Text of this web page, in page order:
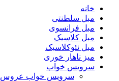
خانه
مبل سلطنتی
مبل فرانسوی
مبل کلاسیک
مبل نئوکلاسیک
میز ناهار خوری
سرویس خواب
سرویس خواب عروس